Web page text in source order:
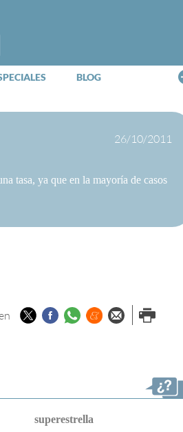
BLOG
26/10/2011
tasa, ya que en la mayoría de casos
TwitterFacebook
Whatsapp
Menéame
Enviar porImprimir
superestrella